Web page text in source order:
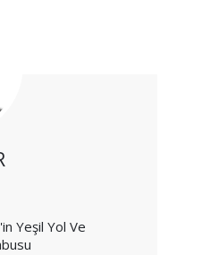
Yeşil Yol Ve